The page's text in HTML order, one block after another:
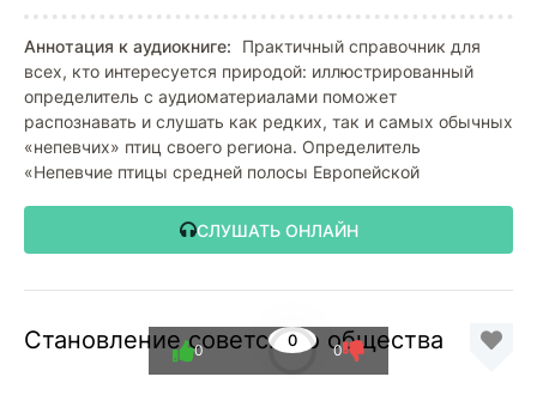
Аннотация к аудиокниге:
Практичный справочник для
всех, кто интересуется природой: иллюстрированный
определитель с аудиоматериалами поможет
распознавать и слушать как редких, так и самых обычных
«непевчих» птиц своего региона. Определитель
«Непевчие птицы средней полосы Европейской
СЛУШАТЬ ОНЛАЙН
Становление советского общества
0
0 0